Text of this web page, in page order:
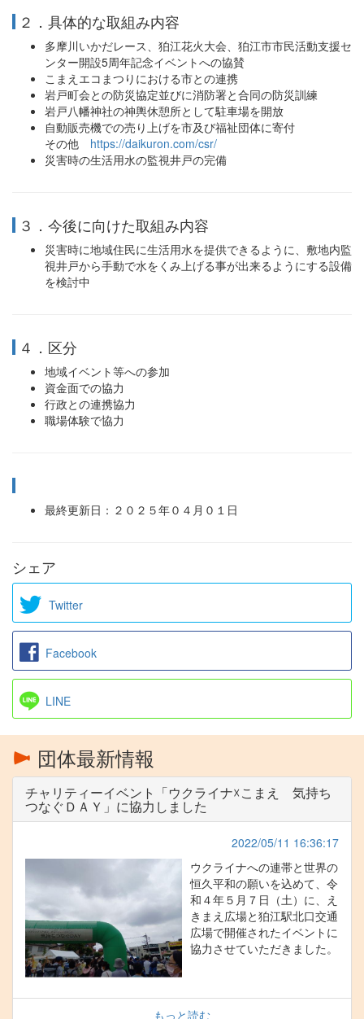
２．具体的な取組み内容
多摩川いかだレース、狛江花火大会、狛江市市民活動支援セ
ンター開設5周年記念イベントへの協賛
こまえエコまつりにおける市との連携
岩戸町会との防災協定並びに消防署と合同の防災訓練
岩戸八幡神社の神輿休憩所として駐車場を開放
自動販売機での売り上げを市及び福祉団体に寄付
その他 https://daikuron.com/csr/
災害時の生活用水の監視井戸の完備
３．今後に向けた取組み内容
災害時に地域住民に生活用水を提供できるように、敷地内監
視井戸から手動で水をくみ上げる事が出来るようにする設備
を検討中
４．区分
地域イベント等への参加
資金面での協力
行政との連携協力
職場体験で協力
最終更新日：２０２５年０４月０１日
シェア
Twitter
Facebook
LINE
団体最新情報
チャリティーイベント「ウクライナ☓こまえ 気持ち
つなぐＤＡＹ」に協力しました
2022/05/11 16:36:17
ウクライナへの連帯と世界の
恒久平和の願いを込めて、令
和４年５月７日（土）に、え
きまえ広場と狛江駅北口交通
広場で開催されたイベントに
協力させていただきました。
もっと読む